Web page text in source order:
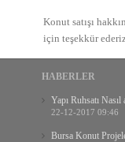
Konut satışı
için teşekkür
HABERLER
Yapı Ruhsatı Nasıl
22-12-2017 09:46
Bursa Konut